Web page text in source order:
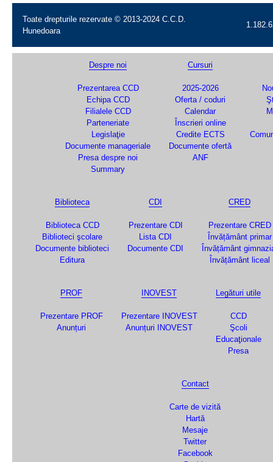
Toate drepturile rezervate © 2013-2024 C.C.D.
Hunedoara
Despre noi
Prezentarea CCD
Echipa CCD
Filialele CCD
Parteneriate
Legislaţie
Documente manageriale
Presa despre noi
Summary
Cursuri
2025-2026
Oferta / coduri
Calendar
Înscrieri online
Credite ECTS
Documente ofertă
ANF
Biblioteca
Biblioteca CCD
Biblioteci şcolare
Documente biblioteci
Editura
CDI
Prezentare CDI
Lista CDI
Documente CDI
CRED
Prezentare CRED
Învățământ primar
Învățământ
Învățământ liceal
PROF
Prezentare PROF
Anunțuri
INOVEST
Prezentare INOVEST
Anunțuri INOVEST
Legături utile
CCD
Şcoli
Educaţionale
Presa
Contact
Carte de vizită
Hartă
Mesaje
Twitter
Facebook